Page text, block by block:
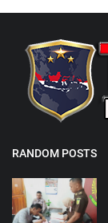
RANDOM POSTS